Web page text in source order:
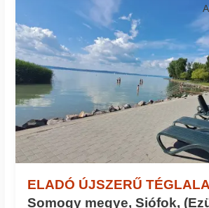
ELADÓ ÚJSZERŰ
Somogy megye, Siófok,